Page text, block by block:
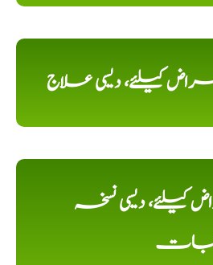
کیلئے، دیسی علاج
کیلئے، دیسی نسخہ